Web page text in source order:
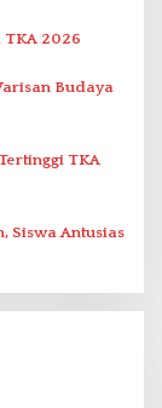
TKA 2026
Budaya
TKA
Siswa Antusias